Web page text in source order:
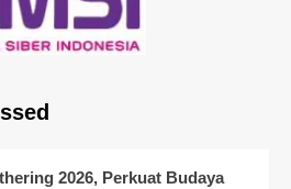
2026, Perkuat Budaya